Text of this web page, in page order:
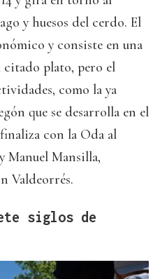
y huesos del cerdo. El
y consiste en una
citado plato, pero el
como la ya
que se desarrolla en el
con la Oda al
Manuel Mansilla,
Valdeorrés.
siglos de